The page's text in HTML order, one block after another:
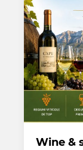
Wine &